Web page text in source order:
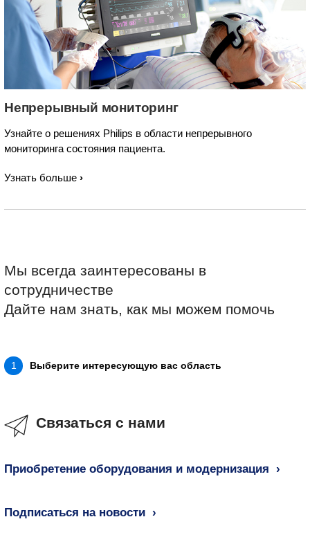
Непрерывный мониторинг
Узнайте о решениях Philips в области непрерывного
мониторинга состояния пациента.
Узнать больше
Мы всегда заинтересованы в
сотрудничестве
Дайте нам знать, как мы можем помочь
1 Выберите интересующую вас область
Связаться с нами
Приобретение оборудования и модернизация
Подписаться на новости